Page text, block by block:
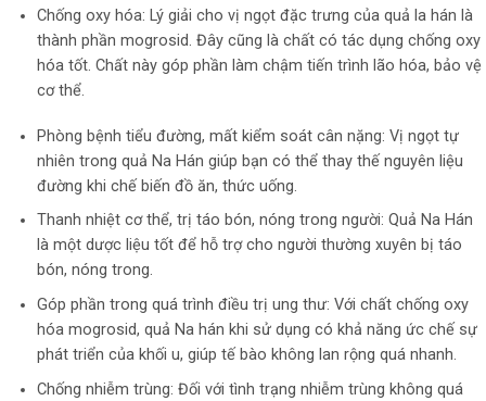
Chống oxy hóa: Lý giải cho vị ngọt đặc trưng của quả la hán là
thành phần mogrosid. Đây cũng là chất có tác dụng chống oxy
hóa tốt. Chất này góp phần làm chậm tiến trình lão hóa, bảo vệ
cơ thể.
Phòng bệnh tiểu đường, mất kiểm soát cân nặng: Vị ngọt tự
nhiên trong quả Na Hán giúp bạn có thể thay thế nguyên liệu
đường khi chế biến đồ ăn, thức uống.
Thanh nhiệt cơ thể, trị táo bón, nóng trong người: Quả Na Hán
là một dược liệu tốt để hỗ trợ cho người thường xuyên bị táo
bón, nóng trong.
Góp phần trong quá trình điều trị ung thư: Với chất chống oxy
hóa mogrosid, quả Na hán khi sử dụng có khả năng ức chế sự
phát triển của khối u, giúp tế bào không lan rộng quá nhanh.
Chống nhiễm trùng: Đối với tình trạng nhiễm trùng không quá